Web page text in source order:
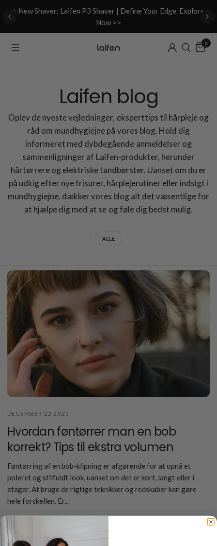
✨New Shaver: Laifen P3 Shaver | Define Your Edge. Explore
Now >>
0
Laifen blog
Oplev de nyeste vejledninger, eksperttips til hårpleje og
råd om mundhygiejne på vores blog. Hold dig
informeret med dybdegående anmeldelser og
sammenligninger af Laifen-produkter, herunder
hårtørrere og elektriske tandbørster. Uanset om du er
på udkig efter nye frisurer, hårplejerutiner eller indsigt i
mundhygiejne, dækker vores blog alt det væsentlige for
at hjælpe dig med at se og føle dig bedst mulig.
ALLE
DECEMBER 22 2025
Hvordan føntørrer man en bob
korrekt? Tips til ekstra volumen
Føntørring af en bob-klipning er afgørende for at opnå et
poleret og stilfuldt look, uanset om det er kort, langt eller i
etager. At bruge de rigtige teknikker og redskaber kan gøre
hele forskellen. Er...